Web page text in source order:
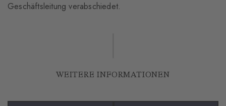
Geschäftsleitung verabschiedet.
WEITERE INFORMATIONEN